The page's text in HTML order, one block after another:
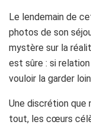
Le lendemain de
photos de son
mystère sur la
est sûre : si
vouloir la garder
Une discrétion que
tout, les cœurs